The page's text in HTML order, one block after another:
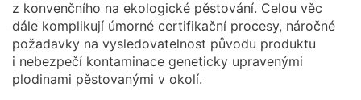
z konvenčního na ekologické pěstování. Celou věc
dále komplikují úmorné certifikační procesy, náročné
požadavky na vysledovatelnost původu produktu
i nebezpečí kontaminace geneticky upravenými
plodinami pěstovanými v okolí.